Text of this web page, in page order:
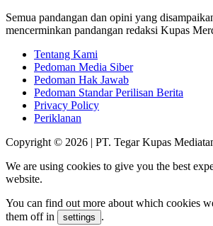
Semua pandangan dan opini yang
mencerminkan pandangan redaksi Kupas
Tentang Kami
Pedoman Media Siber
Pedoman Hak Jawab
Pedoman Standar Perilisan Berita
Privacy Policy
Periklanan
Copyright © 2026 | PT. Tegar Kupas
We are using cookies to give you the best
website.
You can find out more about which cookies
them off in
settings .